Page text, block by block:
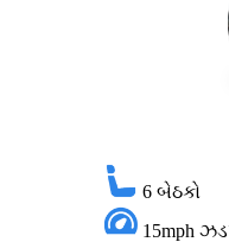
6 બેઠકો
15mph